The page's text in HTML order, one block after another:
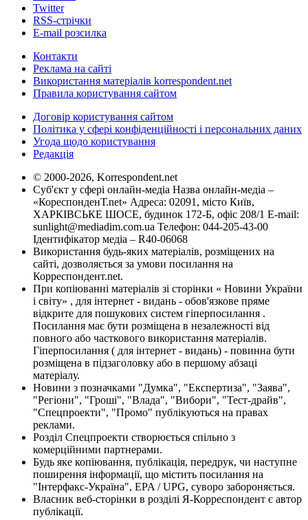
Twitter
RSS-стрічки
E-mail розсилка
Контакти
Реклама на сайті
Використання матеріалів korrespondent.net
Правила користування сайтом
Договір користування сайтом
Політика у сфері конфіденційності і персональних даних
Угода щодо користування
Редакція
© 2000-2026, Korrespondent.net
Суб'єкт у сфері онлайн-медіа Назва онлайн-медіа –
«КореспонденТ.net» Адреса: 02091, місто Київ,
ХАРКІВСЬКЕ ШОСЕ, будинок 172-Б, офіс 208/1 E-mail:
sunlight@mediadim.com.ua Телефон: 044-205-43-00
Ідентифікатор медіа – R40-06068
Використання будь-яких матеріалів, розміщених на
сайті, дозволяється за умови посилання на
Корреспондент.net.
При копіюванні матеріалів зі сторінки « Новини України
і світу» , для інтернет - видань - обов'язкове пряме
відкрите для пошукових систем гіперпосилання .
Посилання має бути розміщена в незалежності від
повного або часткового використання матеріалів.
Гіперпосилання ( для інтернет - видань) - повинна бути
розміщена в підзаголовку або в першому абзаці
матеріалу.
Новини з позначками "Думка", "Експертиза", "Заява",
"Регіони", "Гроші", "Влада", "Вибори", "Тест-драйв",
"Спецпроекти", "Промо" публікуються на правах
реклами.
Розділ Спецпроекти створюється спільно з
комерційними партнерами.
Будь яке копіювання, публікація, передрук, чи наступне
поширення інформації, що містить посилання на
"Інтерфакс-Україна", EPA / UPG, суворо забороняється.
Власник веб-сторінки в розділі Я-Корреспондент є автор
публікації.